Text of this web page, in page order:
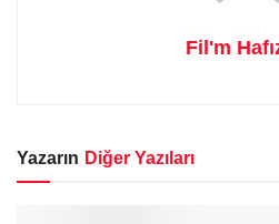
Fil'm
Yazarın Diğer Yazıları